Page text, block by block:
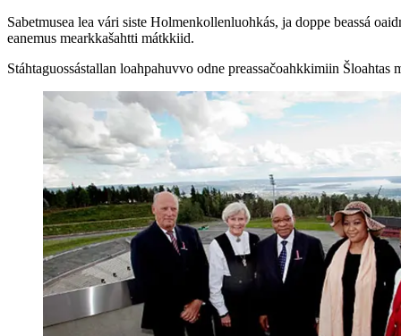
Sabetmusea lea vári siste Holmenkollenluohkás, ja doppe beassá
eanemus mearkkašahtti mátkkiid.
Stáhtaguossástallan loahpahuvvo odne preassačoahkkimiin